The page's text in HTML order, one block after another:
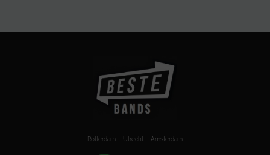
Rotterdam – Utrecht – Amsterdam